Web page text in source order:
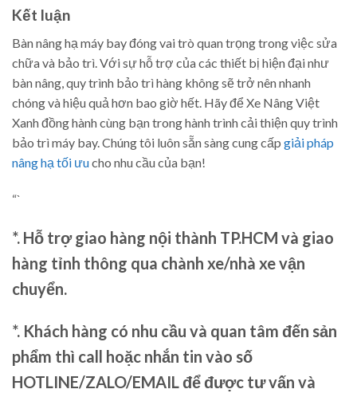
Kết luận
Bàn nâng hạ máy bay đóng vai trò quan trọng trong việc sửa
chữa và bảo trì. Với sự hỗ trợ của các thiết bị hiện đại như
bàn nâng, quy trình bảo trì hàng không sẽ trở nên nhanh
chóng và hiệu quả hơn bao giờ hết. Hãy để Xe Nâng Việt
Xanh đồng hành cùng bạn trong hành trình cải thiện quy trình
bảo trì máy bay. Chúng tôi luôn sẵn sàng cung cấp giải pháp
nâng hạ tối ưucho nhu cầu của bạn!
“`
*. Hỗ trợ giao hàng nội thành TP.HCM và giao
hàng tỉnh thông qua chành xe/nhà xe vận
chuyển.
*. Khách hàng có nhu cầu và quan tâm đến sản
phẩm thì call hoặc nhắn tin vào số
HOTLINE/ZALO/EMAIL để được tư vấn và